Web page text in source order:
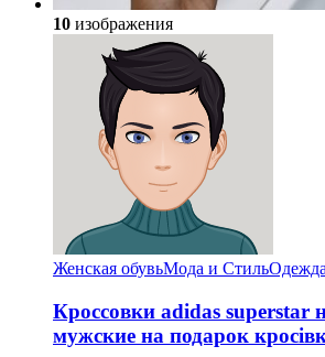
10 изображения
Женская обувьМода и Стиль
Кроссовки adidas superstar
мужские на подарок